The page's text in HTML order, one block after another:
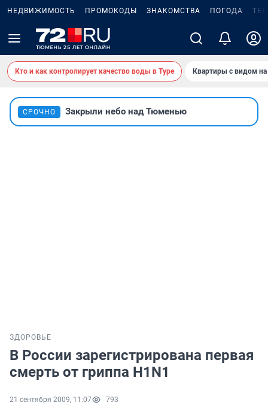
НЕДВИЖИМОСТЬ ПРОМОКОДЫ ЗНАКОМСТВА ПОГОДА
Кто и как контролирует качество воды в Туре Квартиры с видом на
СРОЧНО Закрыли небо над Тюменью
ЗДОРОВЬЕ
В России зарегистрирована первая
смерть от гриппа H1N1
21 сентября 2009, 11:07 793